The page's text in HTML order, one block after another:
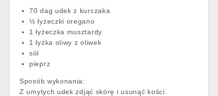
70 dag udek z kurczaka
½ łyżeczki oregano
1 łyżeczka musztardy
1 łyżka oliwy z oliwek
sól
pieprz
Sposób wykonania:
Z umytych udek zdjąć skórę i usunąć kości.